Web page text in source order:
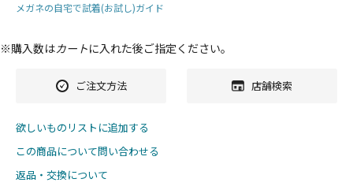
メガネの自宅で試着(お試し)ガイド
※購入数はカートに入れた後ご指定ください。
ご注文方法 店舗検索
欲しいものリストに追加する
この商品について問い合わせる
返品・交換について